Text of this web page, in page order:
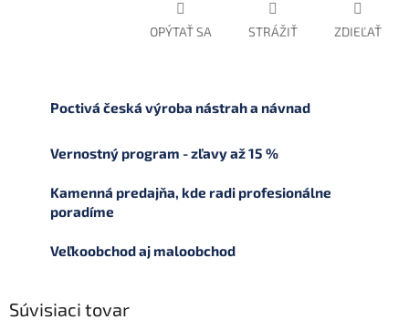
OPÝTAŤ SA STRÁŽIŤ ZDIEĽAŤ
Poctivá česká výroba nástrah a návnad
Vernostný program - zľavy až 15 %
Kamenná predajňa, kde radi profesionálne
poradíme
Veľkoobchod aj maloobchod
Súvisiaci tovar